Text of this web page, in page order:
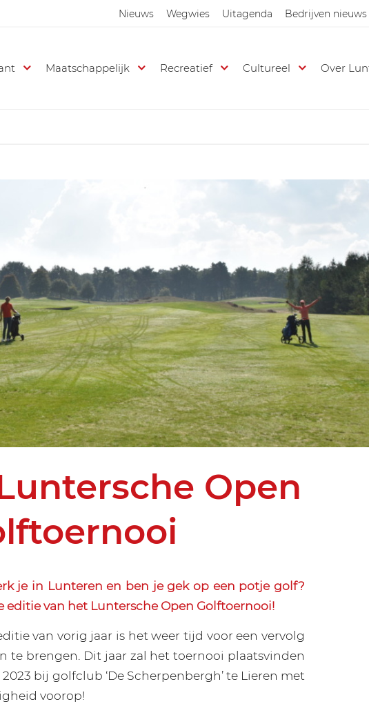
Nieuws Wegwies Uitagenda Bedrijven nieuws
Maatschappelijk Recreatief Cultureel Over
Open
je in Lunteren en ben je gek op een potje golf?
editie van het Luntersche Open Golftoernooi!
van vorig jaar is het weer tijd voor een vervolg
te brengen. Dit jaar zal het toernooi plaatsvinden
bij golfclub ‘De Scherpenbergh’ te Lieren met
voorop!